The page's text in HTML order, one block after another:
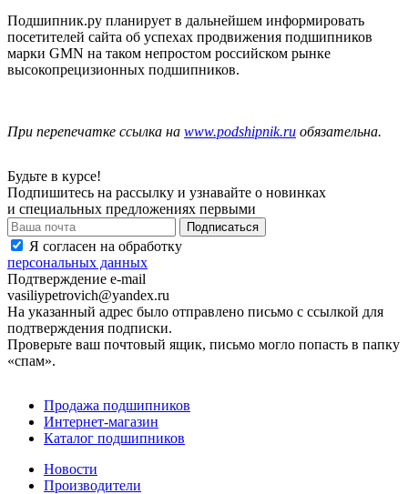
Подшипник.ру планирует в дальнейшем информировать
посетителей сайта об успехах продвижения подшипников
марки GMN на таком непростом российском рынке
высокопрецизионных подшипников.
При перепечатке ссылка на www.podshipnik.ru обязательна.
Будьте в курсе!
Подпишитесь на рассылку и узнавайте о новинках
и специальных предложениях первыми
Я согласен на обработку
персональных данных
Подтверждение e-mail
vasiliypetrovich@yandex.ru
На указанный адрес было отправлено письмо с ссылкой для
подтверждения подписки.
Проверьте ваш почтовый ящик, письмо могло попасть в папку
«спам».
Продажа подшипников
Интернет-магазин
Каталог подшипников
Новости
Производители